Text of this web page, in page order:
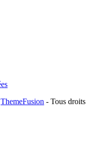
ThemeFusion - Tous droits